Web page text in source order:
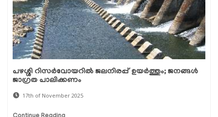
പഴശ്ശി റിസർവോയറിൽ ജലനിരപ്പ് ഉയർത്തും; ജനങ്ങൾ
ജാഗ്രത പാലിക്കണം
17th of November 2025